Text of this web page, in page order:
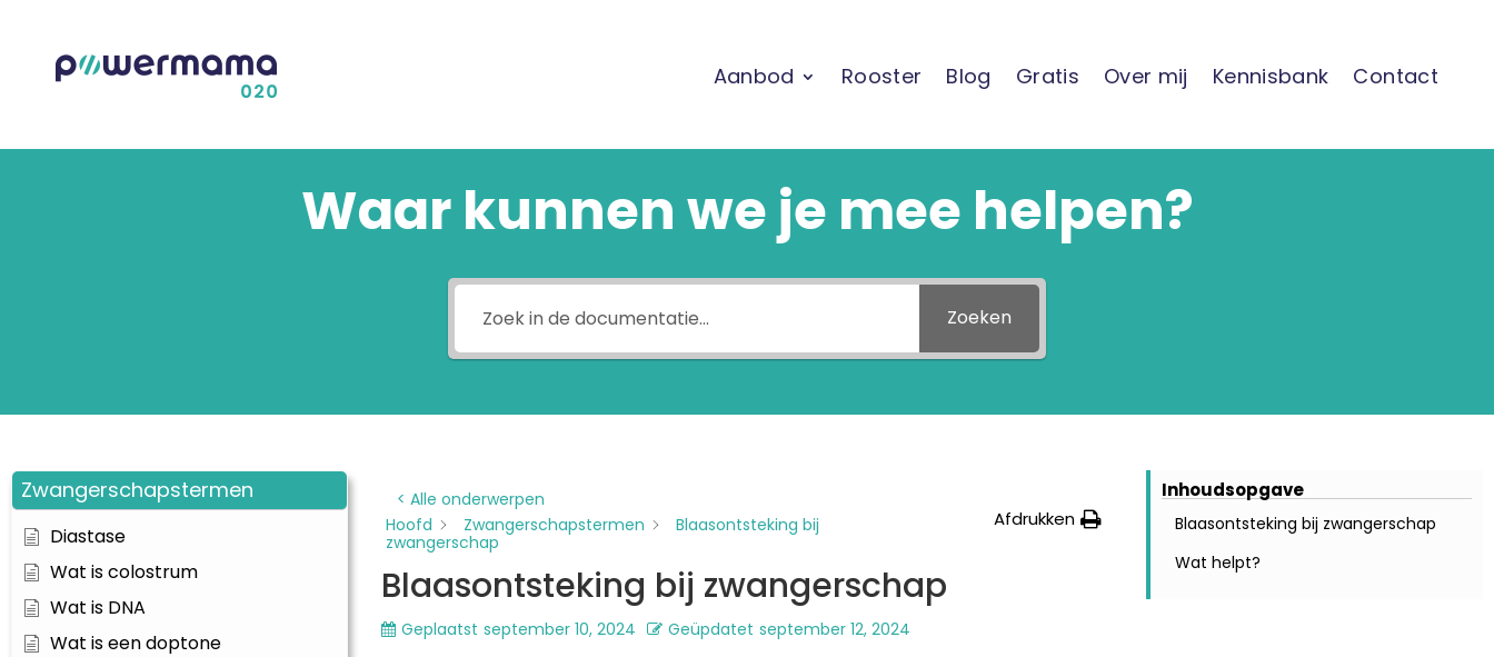
Aanbod Rooster Blog Gratis Over mij Kennisbank Contact
Waar kunnen we je mee helpen?
Zoeken
Zwangerschapstermen
Diastase
Wat is colostrum
Wat is DNA
Wat is een doptone
< Alle onderwerpen
Hoofd
Zwangerschapstermen
Blaasontsteking bij
zwangerschap
Afdrukken
Blaasontsteking bij zwangerschap
Geplaatst september 10, 2024 Geüpdatet september 12, 2024
Inhoudsopgave
Blaasontsteking bij zwangerschap
Wat helpt?